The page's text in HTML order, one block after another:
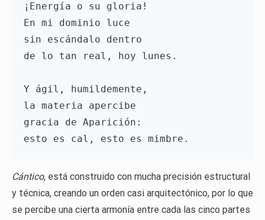
¡Energía o su gloria!
En mi dominio luce
sin escándalo dentro
de lo tan real, hoy lunes.
Y ágil, humildemente,
la materia apercibe
gracia de Aparición:
esto es cal, esto es mimbre.
Cántico, está construido con mucha precisión estructural
y técnica, creando un orden casi arquitectónico, por lo que
se percibe una cierta armonía entre cada las cinco partes